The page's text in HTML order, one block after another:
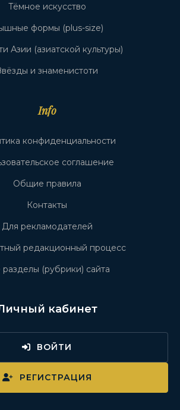
Тёмное искусство
формы (plus-size)
Азии (азиатской культуры)
и знаменистоти
Info
конфиденциальности
соглашение
Общие правила
Контакты
Для рекламодателей
редакционный процесс
разделы (рубрики) сайта
кабинет
ВОЙТИ
РЕГИСТРАЦИЯ